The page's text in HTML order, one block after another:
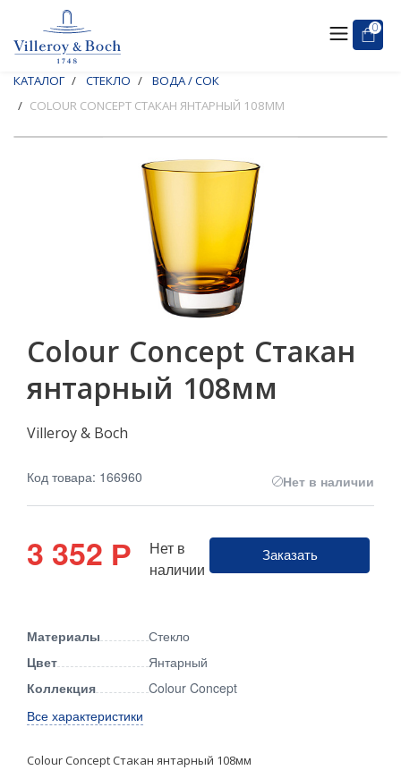
0
КАТАЛОГ СТЕКЛО
ВОДА / СОК
COLOUR CONCEPT СТАКАН ЯНТАРНЫЙ 108ММ
Colour Concept Стакан
янтарный 108мм
Villeroy & Boch
Код товара: 166960 Нет в наличии
3 352 Р
Нет в
наличии
Заказать
Материалы
Стекло
Цвет
Янтарный
Коллекция
Colour Concept
Все характеристики
Colour Concept Стакан янтарный 108мм